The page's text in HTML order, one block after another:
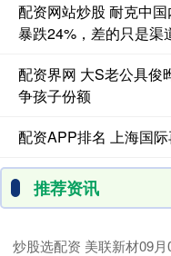
配资网站炒股 耐克中
暴跌24%，差的只是渠
配资界网 大S老公具俊
争孩子份额
配资APP排名 上海国
推荐资讯
炒股选配资 美联新材09